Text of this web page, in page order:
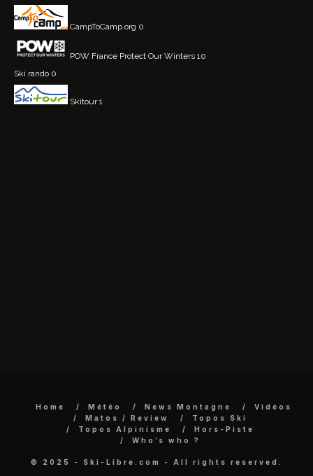
CampToCamp.org 0
POW France Protect Our Winters 10
Ski rando 0
Skitour1
Home Météo News Montagne
Vidéos
Matos / Review
Topos Ski
Topos Alpinisme
Hors-Piste
Who’s who ?
© 2025 - Ski-Libre.com - All rights reserved.